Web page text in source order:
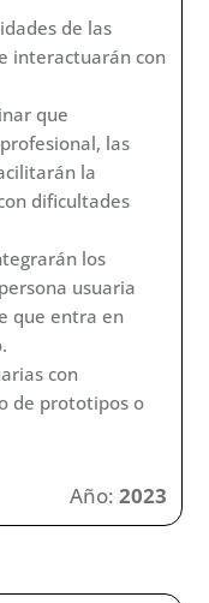
Servicios.
Clara I •Larraz
•Pérez-
Rosa
fichas sobre la
La accesibilidad
accesibilidad
cognitiva en
Incorporar la
de productos y
segura y
la accesibilidad
de la